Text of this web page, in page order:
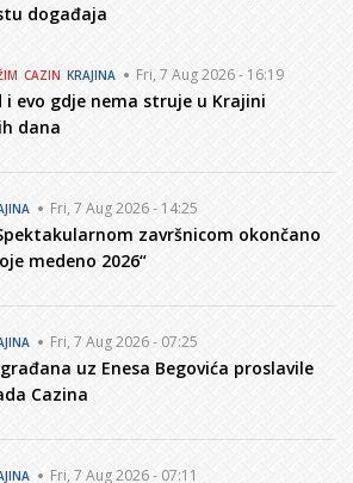
događaja
CAZIN KRAJINA Fri, 7 Aug 2026 - 16:19
i evo gdje nema struje u Krajini
dana
Fri, 7 Aug 2026 - 14:25
završnicom okončano
medeno 2026“
Fri, 7 Aug 2026 - 07:25
uz Enesa Begovića proslavile
Cazina
Fri, 7 Aug 2026 - 07:11